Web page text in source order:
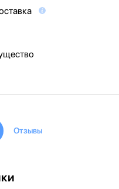
Отзывы